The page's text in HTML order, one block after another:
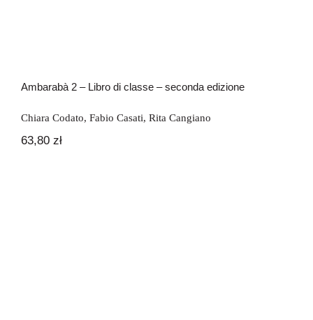
Ambarabà 2 – Libro di classe – seconda edizione
Chiara Codato, Fabio Casati, Rita Cangiano
63,80 zł